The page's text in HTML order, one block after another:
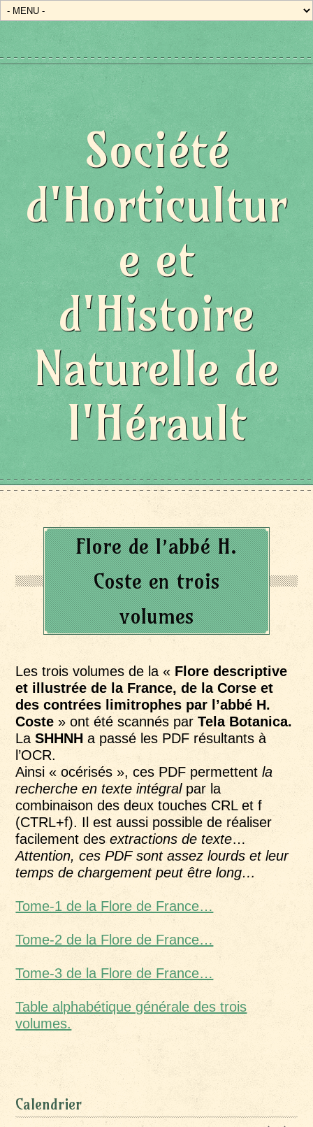
Société
d'Horticultur
e et
d'Histoire
Naturelle de
l'Hérault
Flore de l’abbé H.
Coste en trois
volumes
Les trois volumes de la « Flore descriptive
et illustrée de la France, de la Corse et
des contrées limitrophes par l’abbé H.
Coste » ont été scannés parTela Botanica.
LaSHHNHa passé les PDF résultants à
l’OCR.
Ainsi « océrisés », ces PDF permettentla
recherche en texte intégral par la
combinaison des deux touches CRL et f
(CTRL+f). Il est aussi possible de réaliser
facilement desextractions de texte…
Attention, ces PDF sont assez lourds et leur
temps de chargement peut être long…
Tome-1 de la Flore de France…
Tome-2 de la Flore de France…
Tome-3 de la Flore de France…
Table alphabétique générale des trois
volumes.
Calendrier